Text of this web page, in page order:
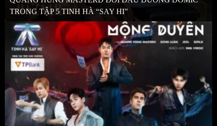
TRONG TẬP 5 TINH HÀ “SAY HI”